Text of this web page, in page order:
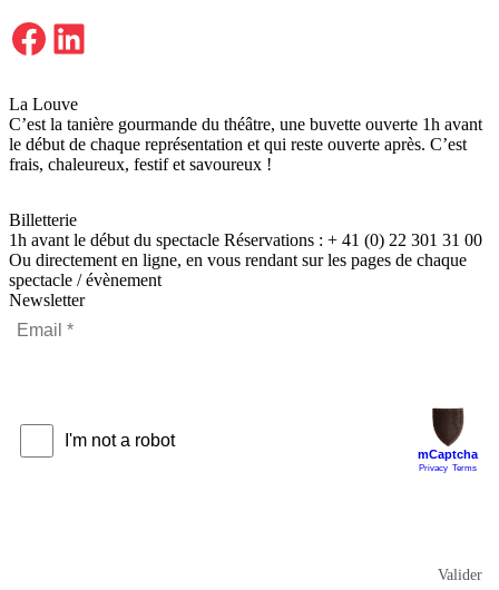
Facebook LinkedIn
La Louve
C’est la tanière gourmande du théâtre, une buvette ouverte 1h avant
le début de chaque représentation et qui reste ouverte après. C’est
frais, chaleureux, festif et savoureux !
Billetterie
1h avant le début du spectacle Réservations : + 41 (0) 22 301 31 00
Ou directement en ligne, en vous rendant sur les pages de chaque
spectacle / évènement
Newsletter